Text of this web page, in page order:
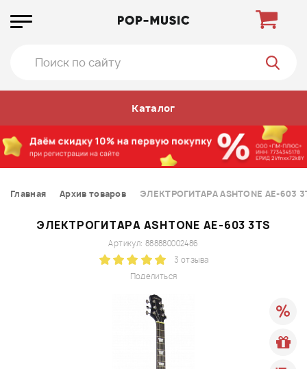
Каталог
Главная Архив товаров ЭЛЕКТРОГИТАРА ASHTONE AE-603
ЭЛЕКТРОГИТАРА ASHTONE AE-603 3TS
Поделиться
Артикул: 888880002486
3 отзыва